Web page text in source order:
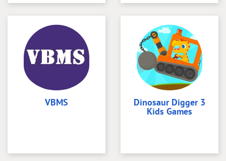
VBMS Dinosaur Digger 3
Kids Games